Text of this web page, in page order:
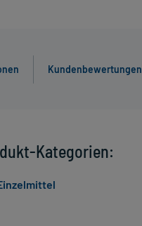
Kundenbewertungen
Kategorien: